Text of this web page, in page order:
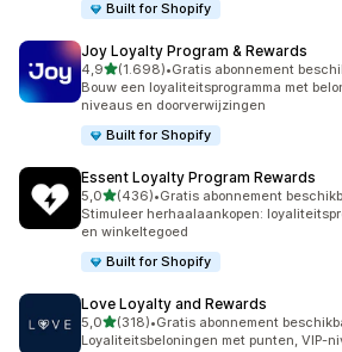
Built for Shopify
Joy Loyalty Program & Rewards
4,9van 5 sterren
(1.698)
1698 recensies in totaal
•Gratis abonnement
Bouw een loyaliteitsprogramma met
niveaus en doorverwijzingen
Built for Shopify
Essent Loyalty Program Rewards
5,0van 5 sterren
(436)
436 recensies in totaal
•Gratis abonnement
Stimuleer herhaalaankopen:
en winkeltegoed
Built for Shopify
Love Loyalty and Rewards
5,0van 5 sterren
(318)
318 recensies in totaal
•Gratis abonnement
Loyaliteitsbeloningen met punten, VIP-